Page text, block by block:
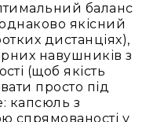
баланс
якісний
дистанціях),
навушників з
(щоб якість
просто під
капсюль з
спрямованості у